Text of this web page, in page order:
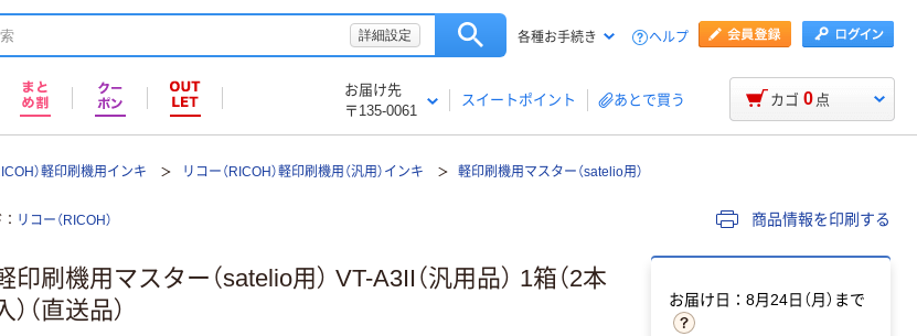
詳細設定 各種お手続き ヘルプ
お届け先
〒135-0061
スイートポイント あとで買う カゴ 0 点
）軽印刷機用インキ リコー（RICOH）軽印刷機用（汎用）インキ 軽印刷機用マスター（satelio用）
リコー（RICOH） 商品情報を印刷する
印刷機用マスター（satelio用） VT-A3II（汎用品） 1箱（2本
）（直送品）
お届け日：8月24日（月）まで